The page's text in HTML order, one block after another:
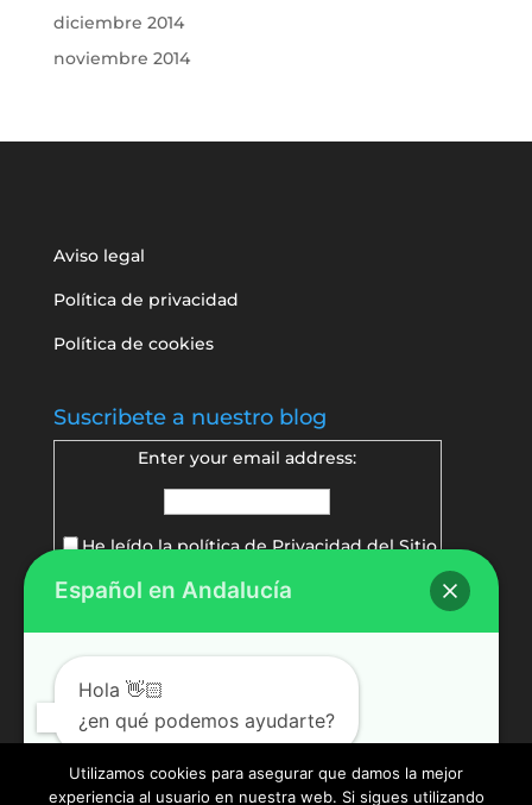
diciembre 2014
noviembre 2014
Aviso legal
Política de privacidad
Política de cookies
Suscribete a nuestro blog
Enter your email address:
He leído la política dePrivacidad del Sitio
Español en Andalucía
Hola 👋🏻
¿en qué podemos ayudarte?
Utilizamos cookies para asegurar que damos la mejor
experiencia al usuario en nuestra web. Si sigues utilizando